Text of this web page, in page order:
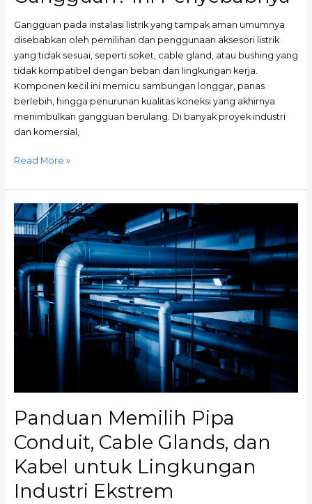
Gangguan pada instalasi listrik yang tampak aman umumnya
disebabkan oleh pemilihan dan penggunaan aksesori listrik
yang tidak sesuai, seperti soket, cable gland, atau bushing yang
tidak kompatibel dengan beban dan lingkungan kerja.
Komponen kecil ini memicu sambungan longgar, panas
berlebih, hingga penurunan kualitas koneksi yang akhirnya
menimbulkan gangguan berulang. Di banyak proyek industri
dan komersial,
Read More »
Panduan Memilih Pipa
Conduit, Cable Glands, dan
Kabel untuk Lingkungan
Industri Ekstrem
Panduan
Memilih
Pipa
Conduit,
Cable
Glands,
dan
Kabel
untuk
Lingkungan